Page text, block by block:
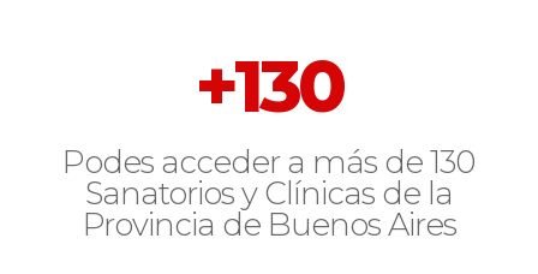
+130
Podes acceder a más de 130
Sanatorios y Clínicas de la
Provincia de Buenos Aires